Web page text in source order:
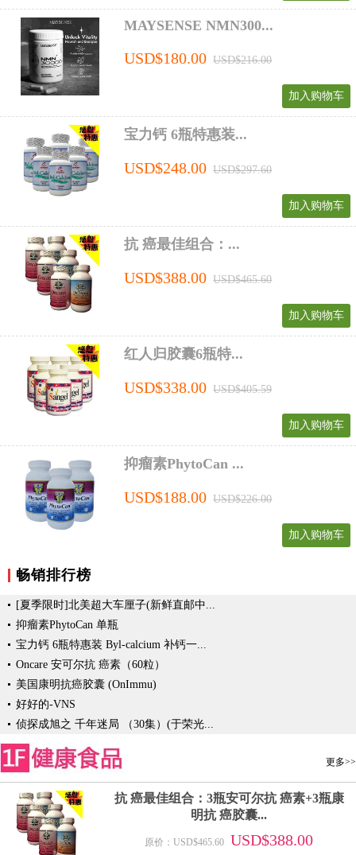
MAYSENSE NMN300...
USD$180.00 USD$216.00
加入购物车
宝力钙 6瓶特惠装...
USD$248.00 USD$297.60
加入购物车
抗 癌最佳组合：...
USD$388.00 USD$465.60
加入购物车
红人归胶囊6瓶特...
USD$338.00 USD$405.59
加入购物车
抑瘤素PhytoCan ...
USD$188.00 USD$226.00
加入购物车
畅销排行榜
[夏季限时]北美超大车厘子(新鲜直邮中...
抑瘤素PhytoCan 单瓶
宝力钙 6瓶特惠装 Byl-calcium 补钙一...
Oncare 安可尔抗 癌素（60粒）
美国康明抗癌胶囊 (OnImmu)
好好的-VNS
侦探成旭之 千年迷局 （30集）(于荣光...
更多>>
抗 癌最佳组合：3瓶安可尔抗 癌素+3瓶康
明抗 癌胶囊...
原价：USD$465.60 USD$388.00